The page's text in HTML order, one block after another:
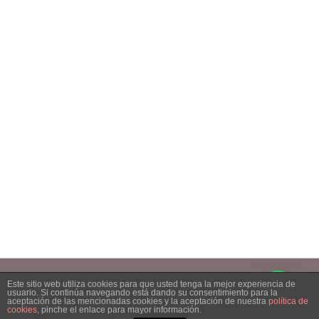
STRATOCOM|
Este sitio web utiliza cookies para que usted tenga la mejor experiencia de
usuario. Si continúa navegando está dando su consentimiento para la
aceptación de las mencionadas cookies y la aceptación de nuestra política de
cookies, pinche el enlace para mayor información.